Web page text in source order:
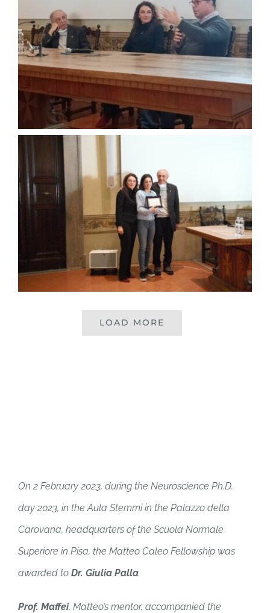
LOAD MORE
On 2 February 2023, during the Neuroscience Ph.D.
day 2023, in the Aula Stemmi in the Palazzo della
Carovana, headquarters of the Scuola Normale
Superiore in Pisa, the Matteo Caleo Fellowship was
awarded to Dr. Giulia Palla.
Prof. Maffei, Matteo’s mentor, accompanied the